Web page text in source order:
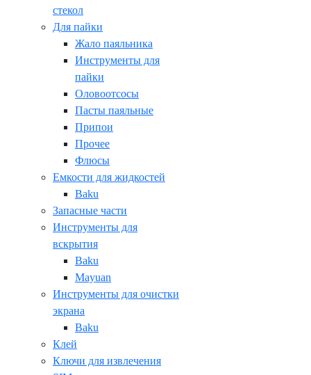
стекол
Для пайки
Жало паяльника
Инструменты для
пайки
Оловоотсосы
Пасты паяльные
Припои
Прочее
Флюсы
Емкости для жидкостей
Baku
Запасные части
Инструменты для
вскрытия
Baku
Mayuan
Инструменты для очистки
экрана
Baku
Клей
Ключи для извлечения